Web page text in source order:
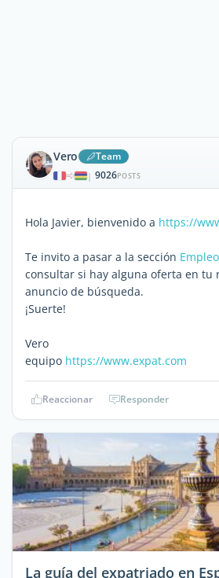
Vero Team
| 9026POSTS
Hola Javier, bienvenido a https://
Te invito a pasar a la sección
consultar si hay alguna oferta en tu
anuncio de búsqueda.
¡Suerte!
Vero
equipo https://www.expat.com
Reaccionar Responder
La guía del expatriado en